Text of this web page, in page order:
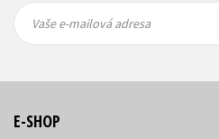
mailová
mailová
Vaše e-mailová adresa
E-SHOP